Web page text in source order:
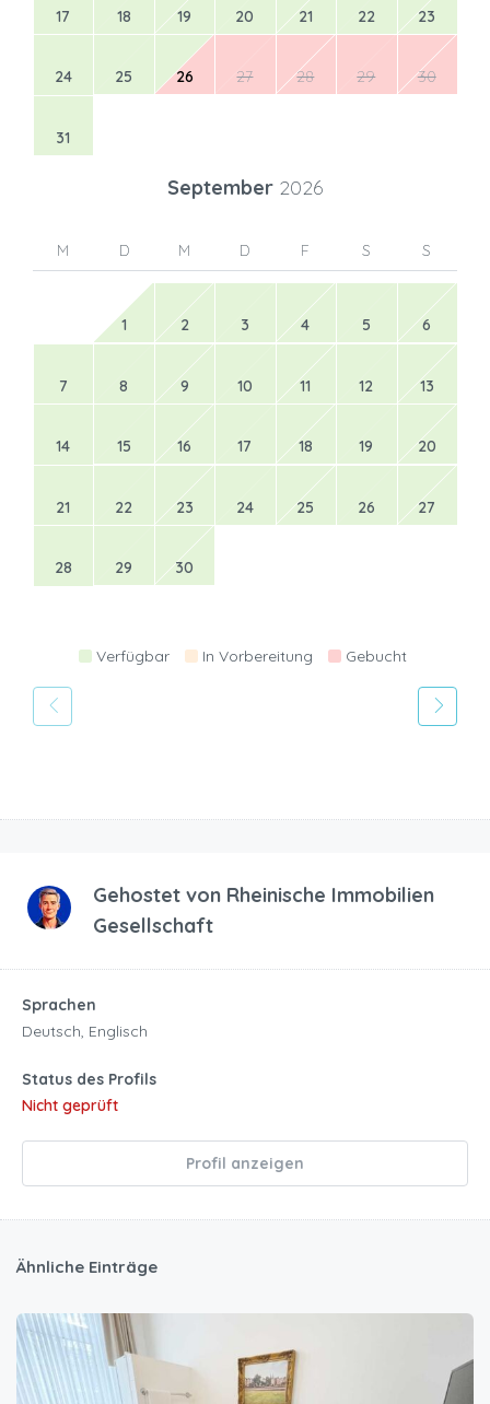
17 18 19 20 21 22 23
24 25 26 27 28 29 30
31
September 2026
M D M D F S S
1 2 3 4 5 6
7 8 9 10 11 12 13
14 15 16 17 18 19 20
21 22 23 24 25 26 27
28 29 30
Verfügbar In Vorbereitung Gebucht
Gehostet von Rheinische Immobilien
Gesellschaft
Sprachen
Deutsch, Englisch
Status des Profils
Nicht geprüft
Profil anzeigen
Ähnliche Einträge